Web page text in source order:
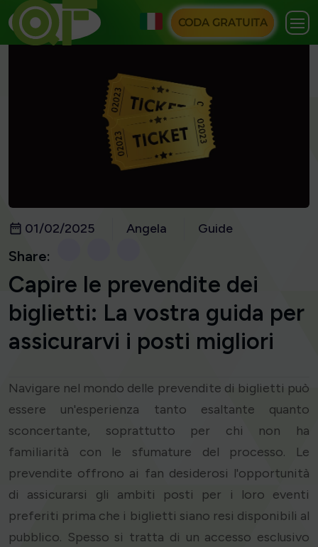
CODA GRATUITA
01/02/2025 Angela Guide
Share:
Capire le prevendite dei
biglietti: La vostra guida per
assicurarvi i posti migliori
Navigare nel mondo delle prevendite di biglietti può
essere un'esperienza tanto esaltante quanto
sconcertante, soprattutto per chi non ha
familiarità con le sfumature del processo. Le
prevendite offrono ai fan desiderosi l'opportunità
di assicurarsi gli ambiti posti per i loro eventi
preferiti prima che i biglietti siano resi disponibili al
pubblico. Spesso si tratta di un accesso esclusivo